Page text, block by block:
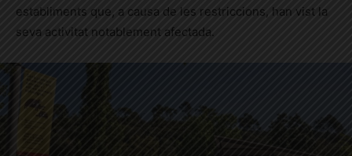
establiments que, a causa de les restriccions, han vist la
seva activitat notablement afectada.